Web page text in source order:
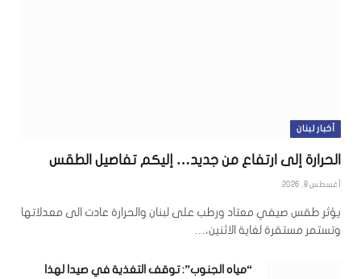
أخبار لبنان
الحرارة إلى ارتفاع من جديد… إليكم تفاصيل الطقس
أغسطس 8, 2026
يؤثر طقس صيفي معتاد ورطب على لبنان والحرارة عادت الى معدلاتها
وتستمر مستقرة لغاية الاثنين،…
“مياه الجنوب”: توقف التغذية في صيدا لهذا